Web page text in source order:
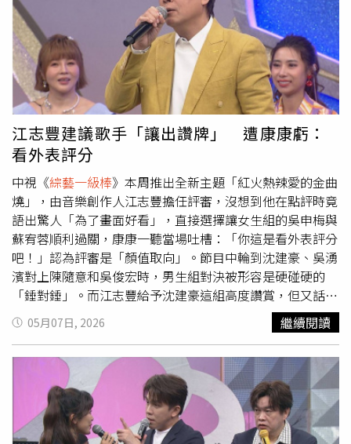
後，竟直接指向康康笑說：「只能得罪他啦，我們交情比較
好，第二個原因是因為他都沒唱。」康康一聽自爆：「是我
對嘴對不好嗎？〈流行45轉〉我也有一起合唱，不要這樣
啦！」進入洪敬堯評分環節時，他也坦言陷入選擇障礙：
「三對CP都很像情侶檔，每組表現都很好，我很想把『讚
牌』對折，三組都給。」最後「讚牌」頒給「森恬CP」與
「豪鈞CP」，讓落榜的陳孟賢瞬間「走心」，當場向洪敬
堯抗議：「我等一下已經沒歌了，你沒機會，我也沒機會
了！」甚至還氣到拉著吳美琳的手，作勢要直接叫車回家，
率性反應讓全場笑成一團。
江志豐建議歌手「讓出讚牌」 遭康康虧：
看外表評分
中視《綜藝一級棒》本周推出全新主題「紅火熱辣愛的金曲
燒」，由音樂創作人江志豐擔任評審，沒想到他在點評時竟
語出驚人「為了畫面好看」，直接選擇讓女生組的吳申梅與
蘇宥蓉順利過關，康康一聽當場吐槽：「你這是看外表評分
吧！」認為評審是「顏值取向」。節目中輪到沈建豪、吳湧
濱對上陳隨意和吳俊宏時，男生組對決被形容是硬碰硬的
「錘對錘」。而江志豐給予沈建豪這組高度讚賞，但又話鋒
一轉，當眾人面前問兩人：「你們願不願意把『讚牌』讓給
吳俊宏、陳隨意？」此話一出，全場譁然，令眾人不解。康
康見狀立刻出面主持公道：「人家好不容易拿到『讚牌』，
還要讓出去？」江志豐則解釋：「因為我怕吳俊宏如果這次
沒拿到，以後可能沒機會了，這是他來節目以來唱得最好的
一次。」講完江志豐則又再次強調兩組男歌手都非常優秀，
但這番「轉彎式評語」讓吳俊宏走心：「老師，我覺得你很
05月07日, 2026 繼續閱讀